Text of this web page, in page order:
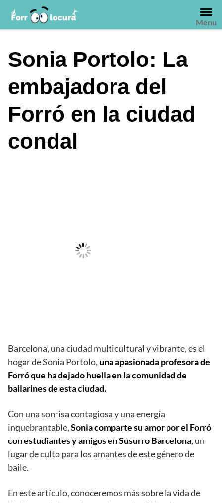
contenido
Menu
Sonia Portolo: La
embajadora del
Forró en la ciudad
condal
Barcelona, una ciudad multicultural y vibrante, es el
hogar de Sonia Portolo, una apasionada profesora de
Forró que ha dejado huella en la comunidad de
bailarines de esta ciudad.
Con una sonrisa contagiosa y una energía
inquebrantable,Sonia comparte su amor por el Forró
con estudiantes y amigos en Susurro Barcelona, un
lugar de culto para los amantes de este género de
baile.
En este artículo, conoceremos más sobre la vida de